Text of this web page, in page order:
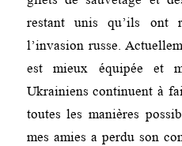
restant unis qu’ils ont
l’invasion russe.
est mieux équipée et
Ukrainiens continuent à
toutes les manières
mes amies a perdu son